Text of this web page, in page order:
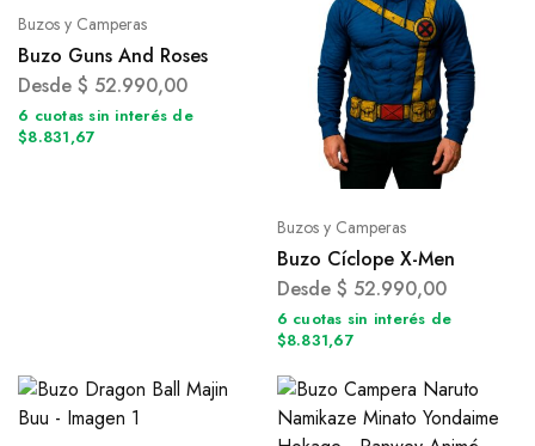
Buzos y Camperas
Buzo Guns And Roses
Desde $ 52.990,00
6 cuotas sin interés de
$8.831,67
Buzos y Camperas
Buzo Cíclope X-Men
Desde $ 52.990,00
6 cuotas sin interés de
$8.831,67